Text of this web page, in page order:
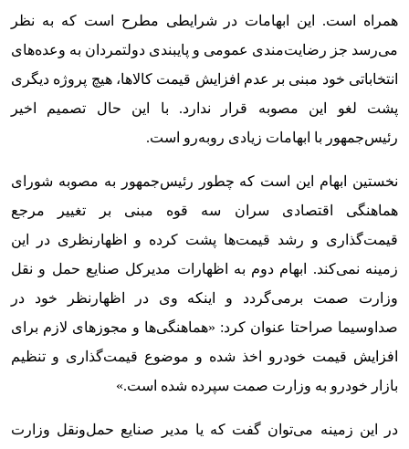
همراه است. این ابهامات در شرایطی مطرح است که به نظر
می‌رسد جز رضایت‌مندی عمومی و پایبندی دولتمردان به وعده‌های
انتخاباتی خود مبنی بر عدم افزایش قیمت کالاها، هیچ پروژه دیگری
پشت لغو این مصوبه قرار ندارد. با این حال تصمیم اخیر
رئیس‌جمهور با ابهامات زیادی روبه‌رو است.
نخستین ابهام این است که چطور رئیس‌جمهور به مصوبه شورای
هماهنگی اقتصادی سران سه قوه مبنی بر تغییر مرجع
قیمت‌گذاری و رشد قیمت‌ها پشت کرده و اظهارنظری در این
زمینه نمی‌کند. ابهام دوم به اظهارات مدیرکل صنایع حمل و نقل
وزارت صمت برمی‌گردد و اینکه وی در اظهارنظر خود در
صداو‌سیما صراحتا عنوان کرد: «هماهنگی‌ها و مجوزهای لازم برای
افزایش قیمت خودرو اخذ شده و موضوع قیمت‌گذاری و تنظیم
بازار خودرو به وزارت صمت سپرده شده است.»
در این زمینه می‌توان گفت که یا مدیر صنایع حمل‌و‌نقل وزارت